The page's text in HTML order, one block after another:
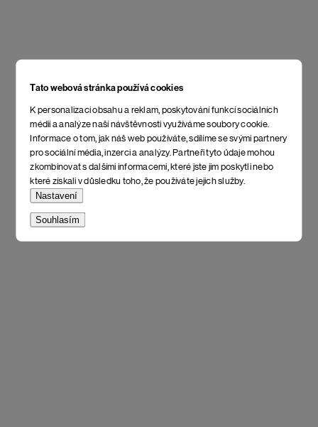
Tato webová stránka používá cookies
K personalizaci obsahu a reklam, poskytování funkcí sociálních
médií a analýze naší návštěvnosti využíváme soubory cookie.
Informace o tom, jak náš web používáte, sdílíme se svými partnery
pro sociální média, inzerci a analýzy. Partneři tyto údaje mohou
zkombinovat s dalšími informacemi, které jste jim poskytli nebo
které získali v důsledku toho, že používáte jejich služby.
Nastavení
Souhlasím